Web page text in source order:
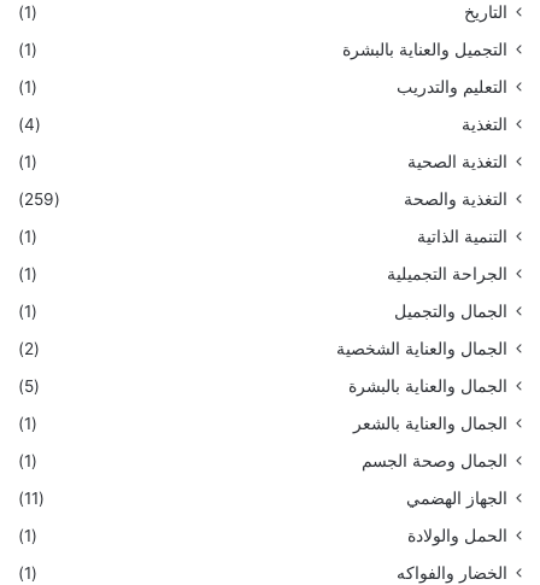
التاريخ
(1)
التجميل والعناية بالبشرة
(1)
التعليم والتدريب
(1)
التغذية
(4)
التغذية الصحية
(1)
التغذية والصحة
(259)
التنمية الذاتية
(1)
الجراحة التجميلية
(1)
الجمال والتجميل
(1)
الجمال والعناية الشخصية
(2)
الجمال والعناية بالبشرة
(5)
الجمال والعناية بالشعر
(1)
الجمال وصحة الجسم
(1)
الجهاز الهضمي
(11)
الحمل والولادة
(1)
الخضار والفواكه
(1)